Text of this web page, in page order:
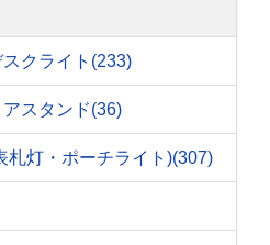
クライト (233)
スタンド(36)
札灯・ポーチライト)(307)